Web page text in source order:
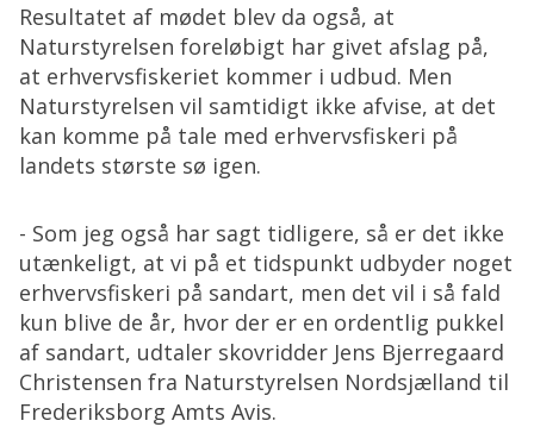
Resultatet af mødet blev da også, at
Naturstyrelsen foreløbigt har givet afslag på,
at erhvervsfiskeriet kommer i udbud. Men
Naturstyrelsen vil samtidigt ikke afvise, at det
kan komme på tale med erhvervsfiskeri på
landets største sø igen.
- Som jeg også har sagt tidligere, så er det ikke
utænkeligt, at vi på et tidspunkt udbyder noget
erhvervsfiskeri på sandart, men det vil i så fald
kun blive de år, hvor der er en ordentlig pukkel
af sandart, udtaler skovridder Jens Bjerregaard
Christensen fra Naturstyrelsen Nordsjælland til
Frederiksborg Amts Avis.